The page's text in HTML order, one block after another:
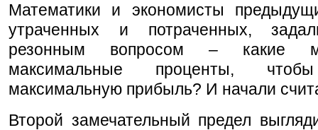
Математики и экономисты
утраченных и потраченных,
резонным вопросом – какие
максимальные проценты,
максимальную прибыль? И начали
Второй замечательный предел